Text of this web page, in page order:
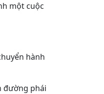
một cuộc
hành
đường phái